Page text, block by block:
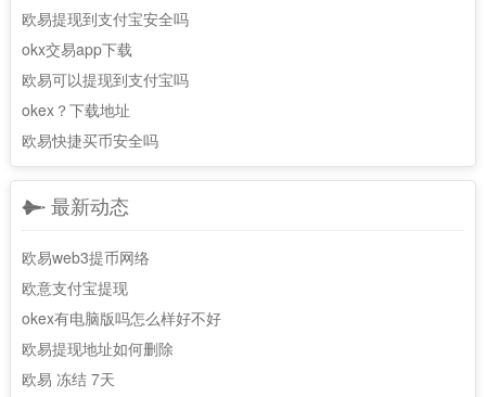
欧易提现到支付宝安全吗
okx交易app下载
欧易可以提现到支付宝吗
okex？下载地址
欧易快捷买币安全吗
最新动态
欧易web3提币网络
欧意支付宝提现
okex有电脑版吗怎么样好不好
欧易提现地址如何删除
欧易 冻结 7天